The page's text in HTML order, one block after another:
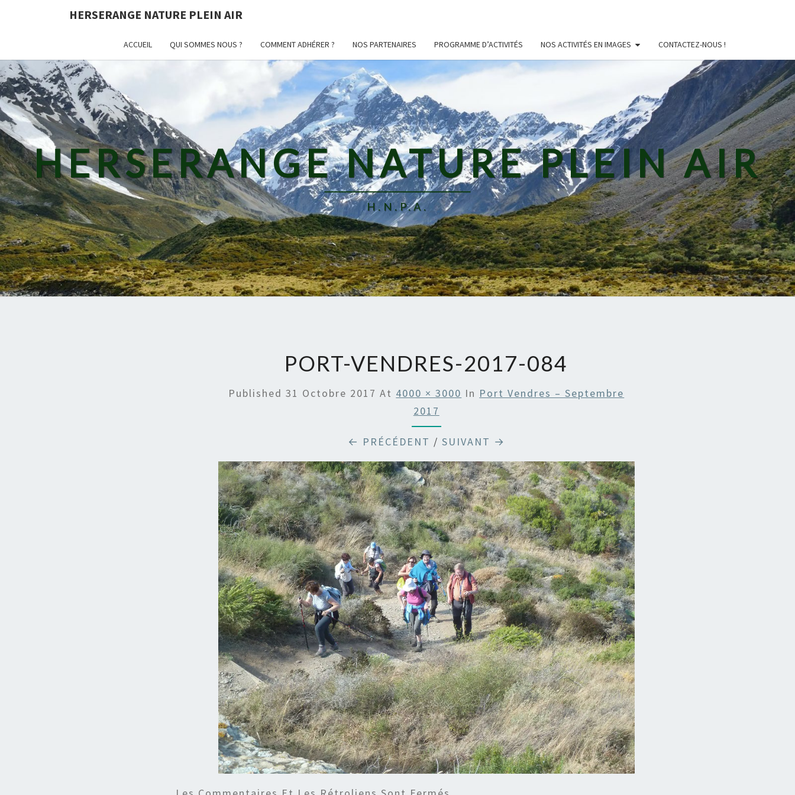
HERSERANGE NATURE PLEIN AIR
ACCUEIL QUI SOMMES NOUS ? COMMENT ADHÉRER ? NOS PARTENAIRES PROGRAMME D’ACTIVITÉS NOS ACTIVITÉS EN IMAGES CONTACTEZ-NOUS !
HERSERANGE NATURE PLEIN AIR
H.N.P.A.
PORT-VENDRES-2017-084
Published31 Octobre 2017 At 4000 × 3000 In Port Vendres – Septembre
2017
← PRÉCÉDENT / SUIVANT →